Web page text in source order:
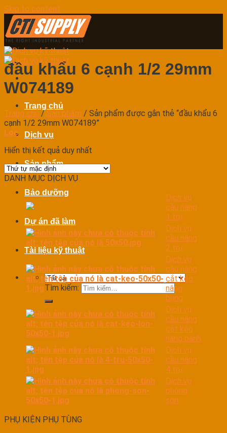
Skip to content
Trang chủ
Dịch vụ
Sản phẩm
Bảo dưỡng
Dự án đã làm
Tài liệu kỹ thuật
Tìm kiếm:
đầu khẩu 6 cạnh 1/2 29mm
W074189
Trang chủ / Sản phẩm / Sản phẩm được gắn thẻ “đầu khẩu 6
cạnh 1/2 29mm W074189”
Lọc
Hiển thị kết quả duy nhất
DANH MỤC DỊCH VỤ
Dịch vụ
cầu nâng
1 trụ
Dịch vụ
cầu nâng
2 trụ
Dịch vụ
cầu nâng
cắt kéo
nâng
bụng
Dịch vụ
cầu nâng
cắt kéo
nâng bánh
Dịch vụ
cầu nâng
4 trụ
Dịch vụ
phòng
sơn
PHỤ KIỆN PHỤ TÙNG